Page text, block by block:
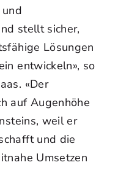
stellt sicher,
Lösungen
entwickeln», so
«Der
auf Augenhöhe
weil er
und die
Umsetzen